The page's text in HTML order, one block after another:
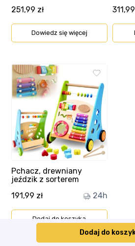
251,99 zł
Dowiedz się więcej
311,99
Pchacz, drewniany
jeździk z sorterem
191,99 zł 24h
Dodaj do koszyka
Dodaj do